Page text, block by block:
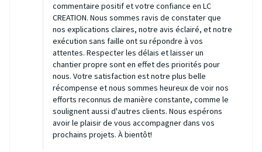
commentaire positif et votre confiance en LC
CREATION. Nous sommes ravis de constater que
nos explications claires, notre avis éclairé, et notre
exécution sans faille ont su répondre à vos
attentes. Respecter les délais et laisser un
chantier propre sont en effet des priorités pour
nous. Votre satisfaction est notre plus belle
récompense et nous sommes heureux de voir nos
efforts reconnus de manière constante, comme le
soulignent aussi d'autres clients. Nous espérons
avoir le plaisir de vous accompagner dans vos
prochains projets. À bientôt!